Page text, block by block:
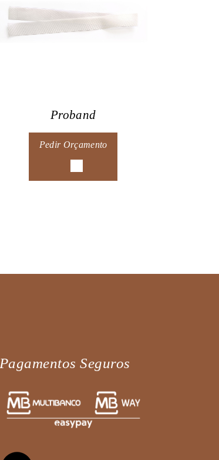
Proband
Pedir Orçamento
Pagamentos Seguros
Fale diretamente connosco no